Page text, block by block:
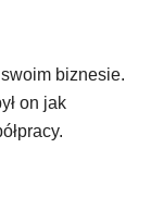
biznesie.
on jak